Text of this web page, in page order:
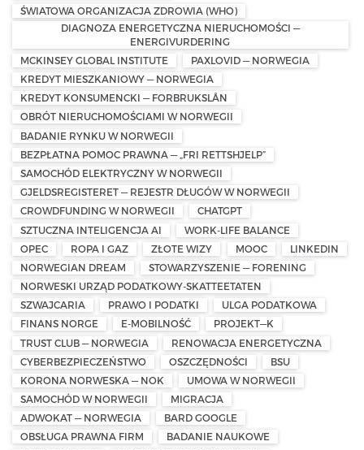
ŚWIATOWA ORGANIZACJA ZDROWIA (WHO)
DIAGNOZA ENERGETYCZNA NIERUCHOMOŚCI —
ENERGIVURDERING
MCKINSEY GLOBAL INSTITUTE
PAXLOVID — NORWEGIA
KREDYT MIESZKANIOWY — NORWEGIA
KREDYT KONSUMENCKI — FORBRUKSLÅN
OBRÓT NIERUCHOMOŚCIAMI W NORWEGII
BADANIE RYNKU W NORWEGII
BEZPŁATNA POMOC PRAWNA — „FRI RETTSHJELP”
SAMOCHÓD ELEKTRYCZNY W NORWEGII
GJELDSREGISTERET — REJESTR DŁUGÓW W NORWEGII
CROWDFUNDING W NORWEGII
CHATGPT
SZTUCZNA INTELIGENCJA AI
WORK-LIFE BALANCE
OPEC
ROPA I GAZ ZŁOTE WIZY MOOC
LINKEDIN
NORWEGIAN DREAM
STOWARZYSZENIE — FORENING
NORWESKI URZĄD PODATKOWY-SKATTEETATEN
SZWAJCARIA
PRAWO I PODATKI
ULGA PODATKOWA
FINANS NORGE
E-MOBILNOŚĆ
PROJEKT—K
TRUST CLUB — NORWEGIA
RENOWACJA ENERGETYCZNA
CYBERBEZPIECZEŃSTWO
OSZCZĘDNOŚCI
BSU
KORONA NORWESKA — NOK
UMOWA W NORWEGII
SAMOCHÓD W NORWEGII
MIGRACJA
ADWOKAT — NORWEGIA
BARD GOOGLE
OBSŁUGA PRAWNA FIRM
BADANIE NAUKOWE